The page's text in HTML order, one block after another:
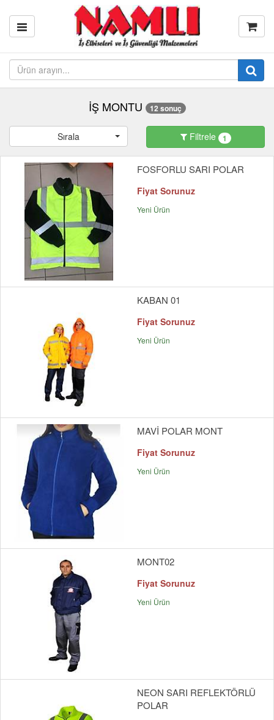
İŞ MONTU 12 sonuç
Sırala Filtrele 1
FOSFORLU SARI POLAR
Fiyat Sorunuz
Yeni Ürün
KABAN 01
Fiyat Sorunuz
Yeni Ürün
MAVİ POLAR MONT
Fiyat Sorunuz
Yeni Ürün
MONT02
Fiyat Sorunuz
Yeni Ürün
NEON SARI REFLEKTÖRLÜ
POLAR